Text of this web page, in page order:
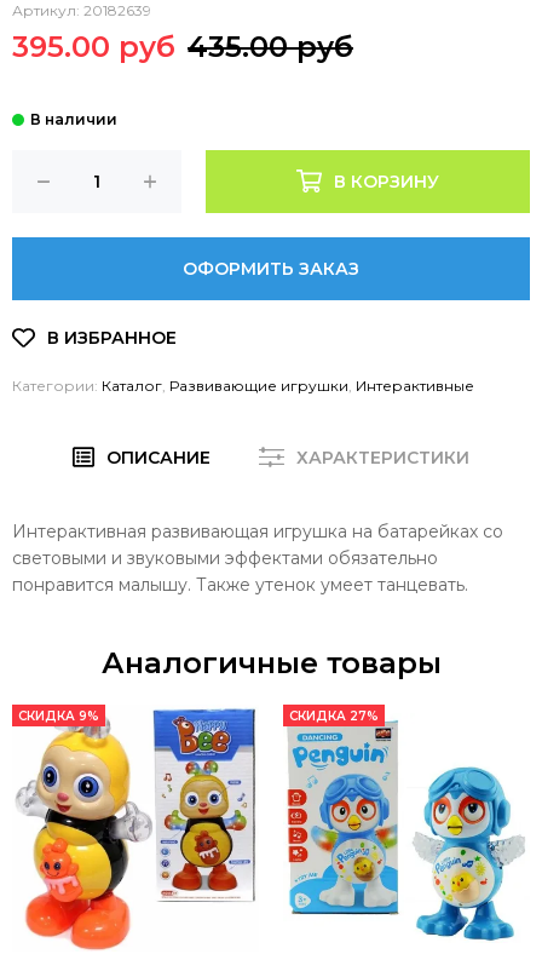
Артикул: 20182639
395.00 руб 435.00 руб
В КОРЗИНУ
ОФОРМИТЬ ЗАКАЗ
Категории: Каталог Развивающие игрушки Интерактивные
ОПИСАНИЕ ХАРАКТЕРИСТИКИ
Интерактивная развивающая игрушка на батарейках со
световыми и звуковыми эффектами обязательно
понравится малышу. Также утенок умеет танцевать.
Аналогичные товары
СКИДКА 9% СКИДКА 27%